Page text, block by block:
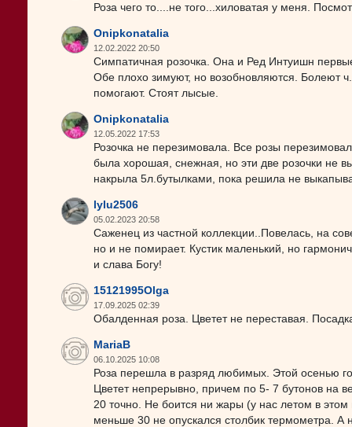
Роза чего то....не того...хиловатая у меня.
Onipkonatalia
12.02.2022 20:50
Симпатичная розочка. Она и Ред Интуишн
Обе плохо зимуют, но возобновляются. Болеют
помогают. Стоят лысые.
Onipkonatalia
12.05.2022 17:53
Розочка не перезимовала. Все розы
была хорошая, снежная, но эти две розочки не
накрыла 5л.бутылками, пока решила не
lylu2506
05.02.2023 20:58
Саженец из частной коллекции..Повелась, на
но и не помирает. Кустик маленький, но
и слава Богу!
15121995Olga
17.09.2025 02:39
Обалденная роза. Цветет не переставая.
MariaB
06.10.2025 10:08
Роза перешла в разряд любимых. Этой осенью
Цветет непрерывно, причем по 5- 7 бутонов на
20 точно. Не боится ни жары (у нас летом в
меньше 30 не опускался столбик термометра.